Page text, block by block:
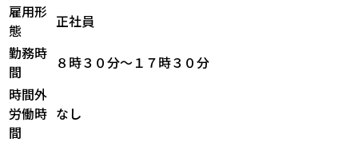
雇用形
態
正社員
勤務時
間
８時３０分～１７時３０分
時間外
労働時
間
なし